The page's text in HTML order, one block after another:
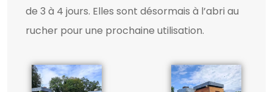
de 3 à 4 jours. Elles sont désormais à l’abri au
rucher pour une prochaine utilisation.